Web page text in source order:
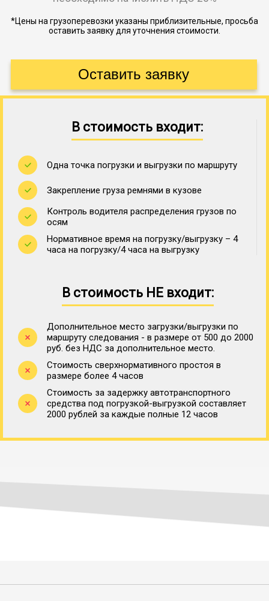
*Цены на грузоперевозки указаны приблизительные, просьба
оставить заявку для уточнения стоимости.
В стоимость входит:
Одна точка погрузки и выгрузки по маршруту
Закрепление груза ремнями в кузове
Контроль водителя распределения грузов по
осям
Нормативное время на погрузку/выгрузку – 4
часа на погрузку/4 часа на выгрузку
В стоимость НЕ входит:
Дополнительное место загрузки/выгрузки по
маршруту следования - в размере от 500 до 2000
руб. без НДС за дополнительное место.
Стоимость сверхнормативного простоя в
размере более 4 часов
Стоимость за задержку автотранспортного
средства под погрузкой-выгрузкой составляет
2000 рублей за каждые полные 12 часов